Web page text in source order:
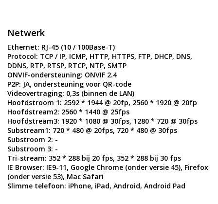
Netwerk
Ethernet: RJ-45 (10 / 100Base-T)
Protocol: TCP / IP, ICMP, HTTP, HTTPS, FTP, DHCP, DNS,
DDNS, RTP, RTSP, RTCP, NTP, SMTP
ONVIF-ondersteuning: ONVIF 2.4
P2P: JA, ondersteuning voor QR-code
Videovertraging: 0,3s (binnen de LAN)
Hoofdstroom 1: 2592 * 1944 @ 20fp, 2560 * 1920 @ 20fp
Hoofdstream2: 2560 * 1440 @ 25fps
Hoofdstream3: 1920 * 1080 @ 30fps, 1280 * 720 @ 30fps
Substream1: 720 * 480 @ 20fps, 720 * 480 @ 30fps
Substroom 2: -
Substroom 3: -
Tri-stream: 352 * 288 bij 20 fps, 352 * 288 bij 30 fps
IE Browser: IE9-11, Google Chrome (onder versie 45), Firefox
(onder versie 53), Mac Safari
Slimme telefoon: iPhone, iPad, Android, Android Pad